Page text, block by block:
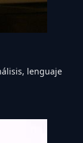
lenguaje